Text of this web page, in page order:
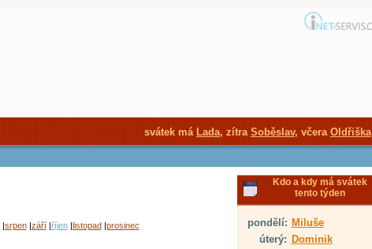
|srpen|září|říjen|listopad|prosinec
Kdo a kdy má svátek
tento týden
pondělí: Miluše
úterý: Dominik
svátek má Lada, zítra Soběslav, včera Oldřiška